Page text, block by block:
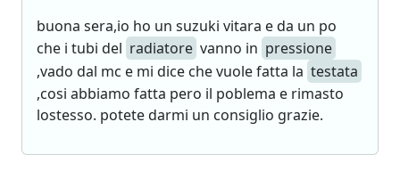
buona sera,io ho un suzuki vitara e da un po
che i tubi del radiatore vanno in pressione
,vado dal mc e mi dice che vuole fatta la testata
,cosi abbiamo fatta pero il poblema e rimasto
lostesso. potete darmi un consiglio grazie.